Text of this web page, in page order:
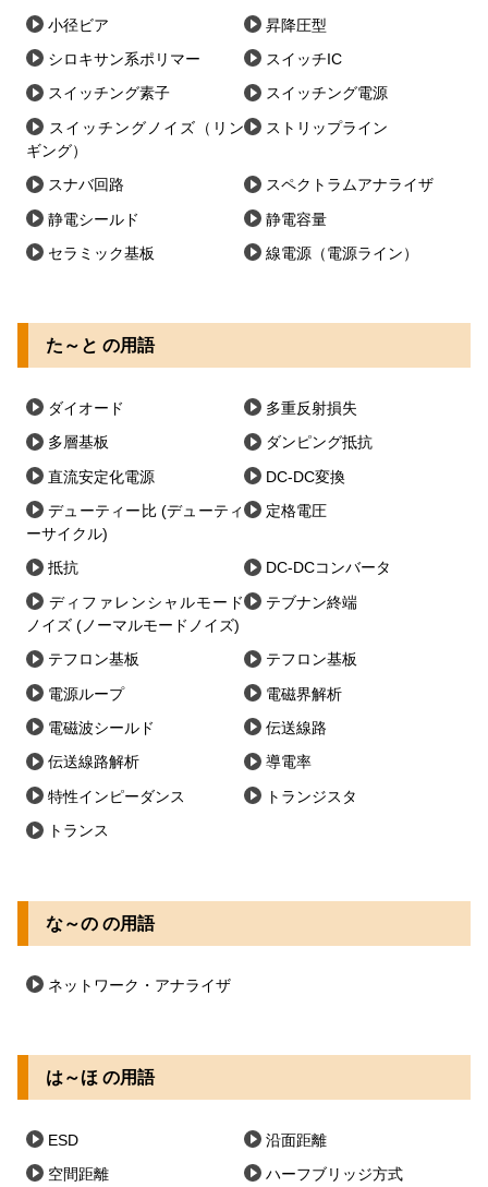
小径ビア 昇降圧型
シロキサン系ポリマー スイッチIC
スイッチング素子 スイッチング電源
スイッチングノイズ（リン
ギング）
ストリップライン
スナバ回路 スペクトラムアナライザ
静電シールド 静電容量
セラミック基板 線電源（電源ライン）
た～と の用語
ダイオード 多重反射損失
多層基板 ダンピング抵抗
直流安定化電源 DC-DC変換
デューティー比 (デューティ
ーサイクル)
定格電圧
抵抗 DC-DCコンバータ
ディファレンシャルモード
ノイズ (ノーマルモードノイズ)
テブナン終端
テフロン基板 テフロン基板
電源ループ 電磁界解析
電磁波シールド 伝送線路
伝送線路解析 導電率
特性インピーダンス トランジスタ
トランス
な～の の用語
ネットワーク・アナライザ
は～ほ の用語
ESD 沿面距離
空間距離 ハーフブリッジ方式